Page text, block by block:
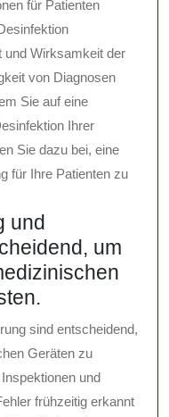
für Patienten
und Wirksamkeit der
von Diagnosen
Sie auf eine
Ihrer
Sie dazu bei, eine
für Ihre Patienten zu
und
um
sind entscheidend,
Geräten zu
und
frühzeitig erkannt